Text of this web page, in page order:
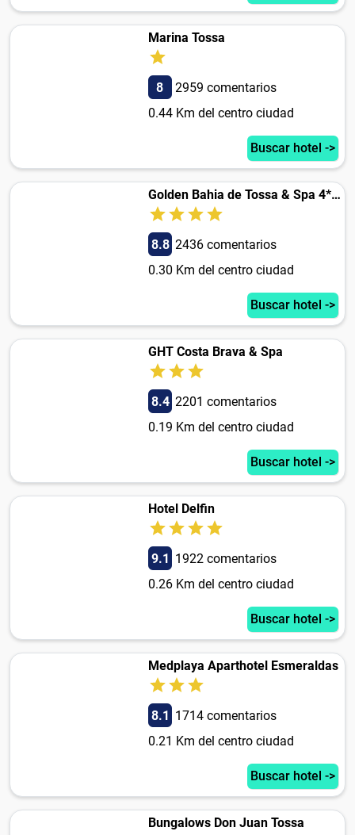
Marina Tossa
8
2959 comentarios
0.44 Km del centro ciudad
Buscar hotel ->
Golden Bahia de Tossa & Spa 4* Sup.
8.8 2436 comentarios
0.30 Km del centro ciudad
Buscar hotel ->
GHT Costa Brava & Spa
8.4 2201 comentarios
0.19 Km del centro ciudad
Buscar hotel ->
Hotel Delfin
9.1 1922 comentarios
0.26 Km del centro ciudad
Buscar hotel ->
Medplaya Aparthotel Esmeraldas
8.1 1714 comentarios
0.21 Km del centro ciudad
Buscar hotel ->
Bungalows Don Juan Tossa